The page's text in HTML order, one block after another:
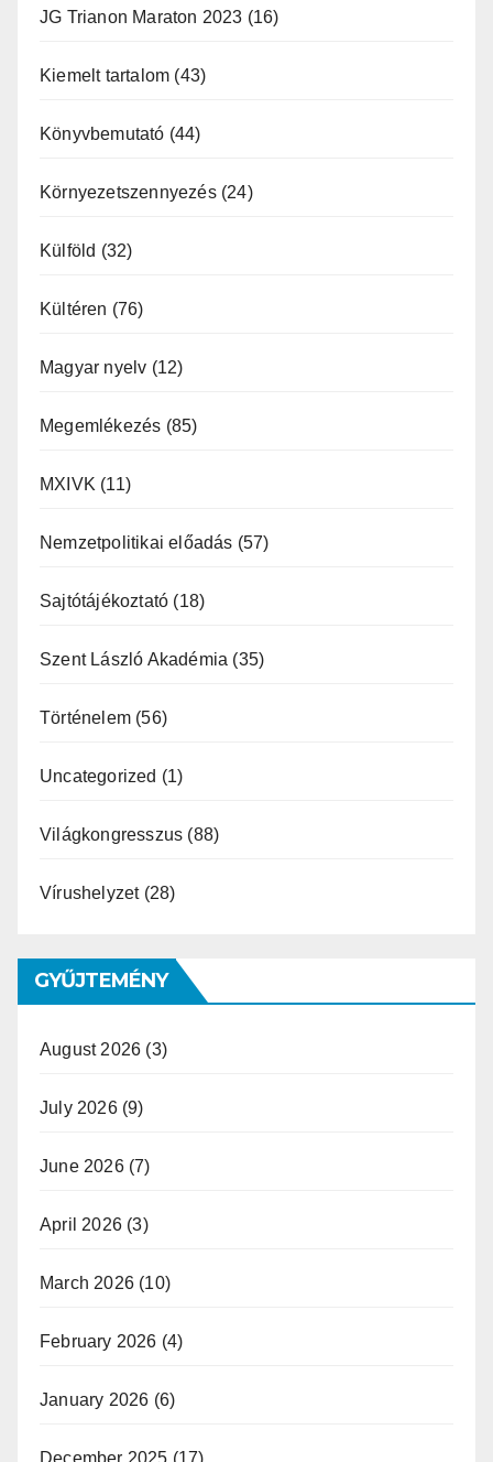
JG Trianon Maraton 2023 (16)
Kiemelt tartalom (43)
Könyvbemutató (44)
Környezetszennyezés(24)
Külföld (32)
Kültéren (76)
Magyar nyelv (12)
Megemlékezés (85)
MXIVK (11)
Nemzetpolitikai előadás (57)
Sajtótájékoztató (18)
Szent László Akadémia (35)
Történelem (56)
Uncategorized (1)
Világkongresszus (88)
Vírushelyzet(28)
GYŰJTEMÉNY
August 2026 (3)
July 2026(9)
June 2026(7)
April 2026 (3)
March 2026 (10)
February 2026 (4)
January 2026 (6)
December 2025 (17)